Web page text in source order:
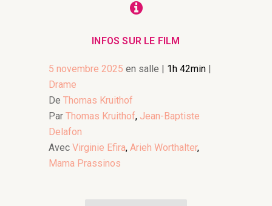
INFOS SUR LE FILM
5 novembre 2025 en salle | 1h 42min |
Drame
De Thomas Kruithof
Par Thomas Kruithof, Jean-Baptiste
Delafon
Avec Virginie Efira, Arieh Worthalter,
Mama Prassinos